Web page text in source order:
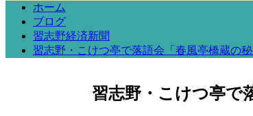
ホーム
ブログ
習志野経済新聞
習志野・こけつ亭で落語会「春風亭橋蔵の秘
習志野・こけつ亭で